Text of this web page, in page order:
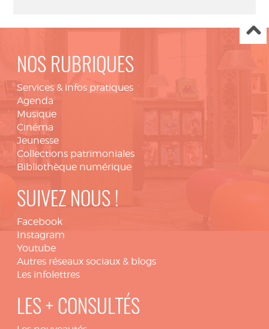
NOS RUBRIQUES
Services & infos pratiques
Agenda
Musique
Cinéma
Jeunesse
Collections patrimoniales
Bibliothèque numérique
SUIVEZ NOUS !
Facebook
Instagram
Youtube
Autres réseaux sociaux & blogs
Les infolettres
LES + CONSULTÉS